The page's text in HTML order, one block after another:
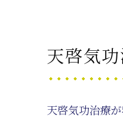
天啓気
天啓気功治療